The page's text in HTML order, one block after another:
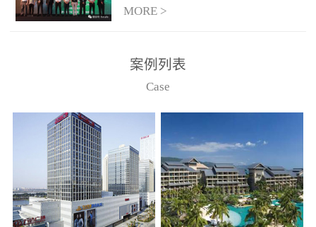
联，一台监控主机最多可
从监控主机上获取，最多
只能接6台，超过的需从现
MORE >
案例列表
Case